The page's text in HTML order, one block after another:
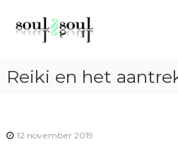
u
Reiki en het
12 november 2019